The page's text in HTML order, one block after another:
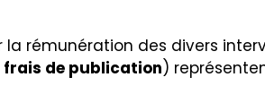
la rémunération des divers
frais de publication)